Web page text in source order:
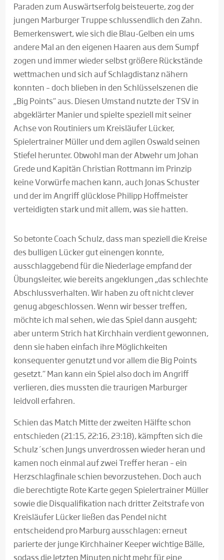
Paraden zum Auswärtserfolg beisteuerte, zog der
jungen Marburger Truppe schlussendlich den Zahn.
Bemerkenswert, wie sich die Blau-Gelben ein ums
andere Mal an den eigenen Haaren aus dem Sumpf
zogen und immer wieder selbst größere Rückstände
wettmachen und sich auf Schlagdistanz nähern
konnten – doch blieben in den Schlüsselszenen die
„Big Points“ aus. Diesen Umstand nutzte der TSV in
abgeklärter Manier und spielte speziell mit seiner
Achse von Routiniers um Kreisläufer Lücker,
Spielertrainer Müller und dem agilen Oswald seinen
Stiefel herunter. Obwohl man der Abwehr um Johan
Grede und Kapitän Christian Rottmann im Prinzip
keine Vorwürfe machen kann, auch Jonas Schuster
und der im Angriff glücklose Philipp Hoffmeister
verteidigten stark und mit allem, was sie hatten.
So betonte Coach Schulz, dass man speziell die Kreise
des bulligen Lücker gut einengen konnte,
ausschlaggebend für die Niederlage empfand der
Übungsleiter, wie bereits angeklungen „das schlechte
Abschlussverhalten. Wir haben zu oft nicht clever
genug abgeschlossen. Wenn wir besser treffen,
möchte ich mal sehen, wie das Spiel dann ausgeht;
aber unterm Strich hat Kirchhain verdient gewonnen,
denn sie haben einfach ihre Möglichkeiten
konsequenter genutzt und vor allem die Big Points
gesetzt.“ Man kann ein Spiel also doch im Angriff
verlieren, dies mussten die traurigen Marburger
leidvoll erfahren.
Schien das Match Mitte der zweiten Hälfte schon
entschieden (21:15, 22:16, 23:18), kämpften sich die
Schulz´schen Jungs unverdrossen wieder heran und
kamen noch einmal auf zwei Treffer heran – ein
Herzschlagfinale schien bevorzustehen. Doch auch
die berechtigte Rote Karte gegen Spielertrainer Müller
sowie die Disqualifikation nach dritter Zeitstrafe von
Kreisläufer Lücker ließen das Pendel nicht
entscheidend pro Marburg ausschlagen: erneut
parierte der junge Kirchhainer Keeper wichtige Bälle,
sodass die letzten Minuten nicht mehr für eine